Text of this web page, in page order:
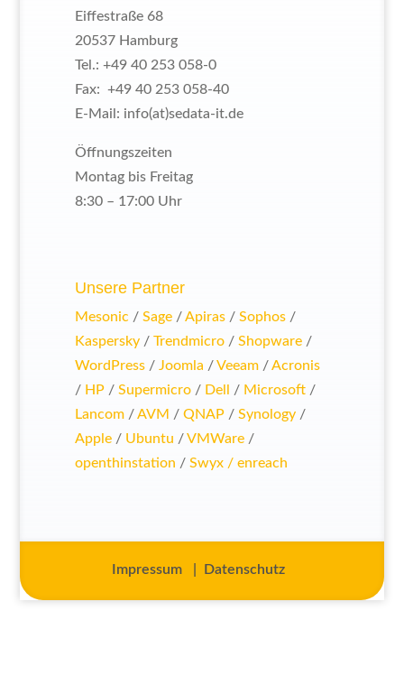
Eiffestraße 68
20537 Hamburg
Tel.: +49 40 253 058-0
Fax: +49 40 253 058-40
E-Mail: info(at)sedata-it.de
Öffnungszeiten
Montag bis Freitag
8:30 – 17:00 Uhr
Unsere Partner
Mesonic / Sage/Apiras/ Sophos/
Kaspersky/ Trendmicro/ Shopware/
WordPress/ Joomla /Veeam/Acronis
/ HP/ Supermicro/ Dell / Microsoft/
Lancom/AVM / QNAP/ Synology/
Apple/ Ubuntu /VMWare/
openthinstation / Swyx / enreach
Impressum| Datenschutz